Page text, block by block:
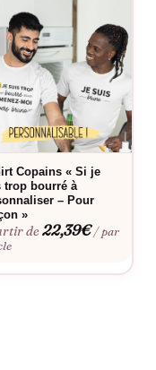
morphologies et
couleurs similaires.
original à offrir
célébrer une
ou la Saint-
et de faire sourire
De plus, il
afin d’afficher
décontractée.
Copains « Si je
trop bourré à
– Pour
»
de22,39€ / par